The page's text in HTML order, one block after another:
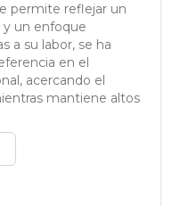
permite reflejar un
un enfoque
a su labor, se ha
en el
acercando el
mantiene altos